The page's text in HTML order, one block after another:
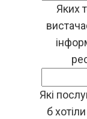
Яких
Які
б